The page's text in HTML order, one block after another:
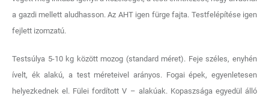
a gazdi mellett aludhasson. Az AHT igen fürge fajta. Testfelépítése igen
fejlett izomzatú.
Testsúlya 5-10 kg között mozog (standard méret). Feje széles, enyhén
ívelt, ék alakú, a test méreteivel arányos. Fogai épek, egyenletesen
helyezkednek el. Fülei fordított V – alakúak. Kopaszsága egyedül álló